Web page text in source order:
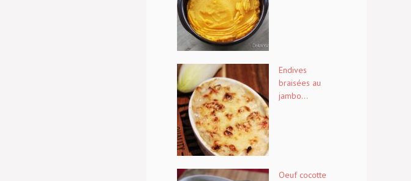
Endives
braisées au
jambo...
Oeuf cocotte